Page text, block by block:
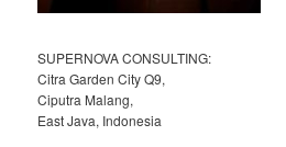
SUPERNOVA CONSULTING:
Citra Garden City Q9,
Ciputra Malang,
East Java, Indonesia